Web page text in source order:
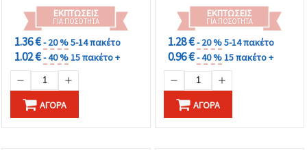
ΕΚΠΤΏΣΕΙΣ
ΓΙΑ ΠΟΣΌΤΗΤΑ
1.36 €- 20 %5-14 πακέτο
1.02 €- 40 %15 πακέτο +
ΑΓΟΡΆ
ΕΚΠΤΏΣΕΙΣ
ΓΙΑ ΠΟΣΌΤΗΤΑ
1.28 €- 20 %5-14 πακέτο
0.96 €- 40 %15 πακέτο +
ΑΓΟΡΆ